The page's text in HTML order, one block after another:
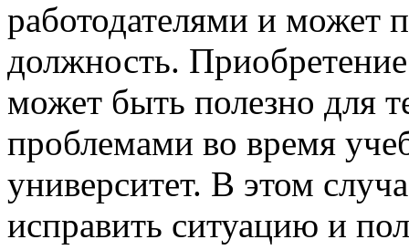
работодателями и может
должность.
может быть полезно для
проблемами во время
университет. В этом
исправить ситуацию и